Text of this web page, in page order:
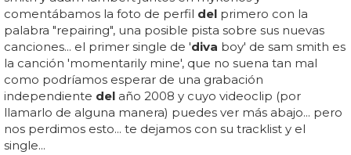
que según su contrato hará 96 shows en 2 años, y la
latina haría 72 shows en un espacio indefinido de tiempo,
con 3 actuaciones por semana durante 24...